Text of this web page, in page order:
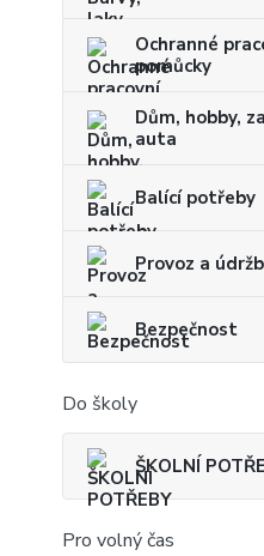
Ochranné
pomůcky
Dům, hobby,
auta
Balící potřeby
Provoz a
Bezpečnost
Do školy
ŠKOLNÍ
Pro volný čas